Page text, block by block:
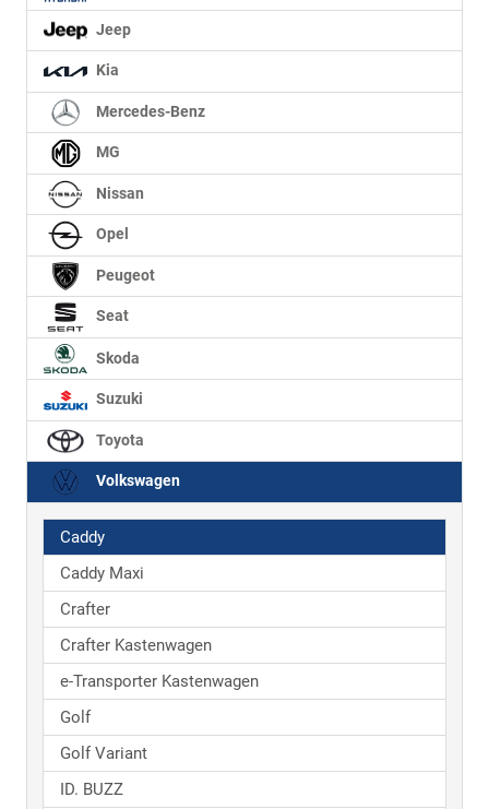
Jeep
Kia
Mercedes-Benz
MG
Nissan
Opel
Peugeot
Seat
Skoda
Suzuki
Toyota
Volkswagen
Caddy
Caddy Maxi
Crafter
Crafter Kastenwagen
e-Transporter Kastenwagen
Golf
Golf Variant
ID. BUZZ